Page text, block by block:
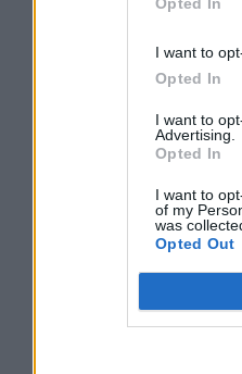
I want to
Opted In
I want to
Advertising.
Opted In
I want to
of my
was
Opted Out